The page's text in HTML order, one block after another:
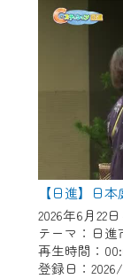
2026年6月22
テーマ：日進
再生時間：
登録日：
作業の間
テナンス
ご不便を
よろしく